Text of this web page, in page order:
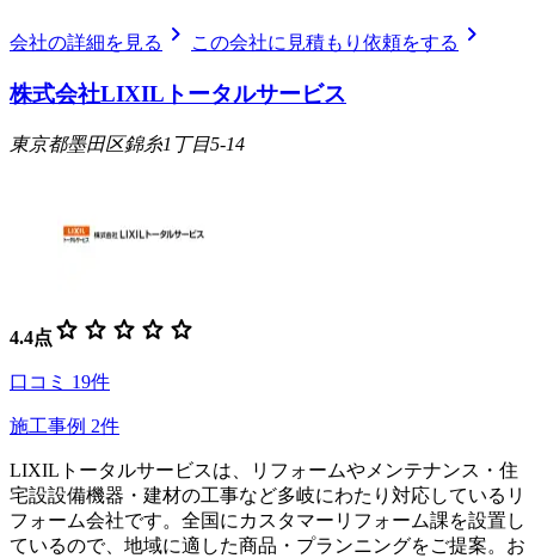
会社の詳細を見る chevron_right この会社に見積もり依頼をする chevron_right
株式会社LIXILトータルサービス
東京都墨田区錦糸1丁目5-14
4.4点 star star star star star
口コミ 19件
施工事例 2件
LIXILトータルサービスは、リフォームやメンテナンス・住
宅設設備機器・建材の工事など多岐にわたり対応しているリ
フォーム会社です。全国にカスタマーリフォーム課を設置し
ているので、地域に適した商品・プランニングをご提案。お